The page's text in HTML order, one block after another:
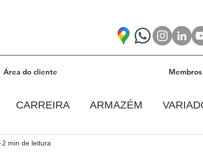
Área do cliente
CARREIRA ARMAZÉM
2 min de leitura